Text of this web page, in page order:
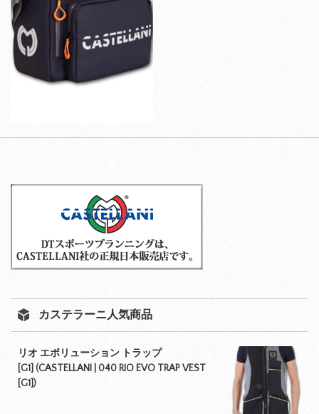
カステラーニ人気商品
リオ エボリューション トラップ
[G1] (CASTELLANI | 040 RIO EVO TRAP VEST
[G1])